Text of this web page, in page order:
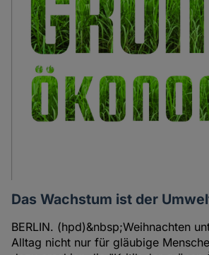
Das Wachstum ist der
BERLIN. (hpd)&nbsp;Weihnachten
Alltag nicht nur für gläubige